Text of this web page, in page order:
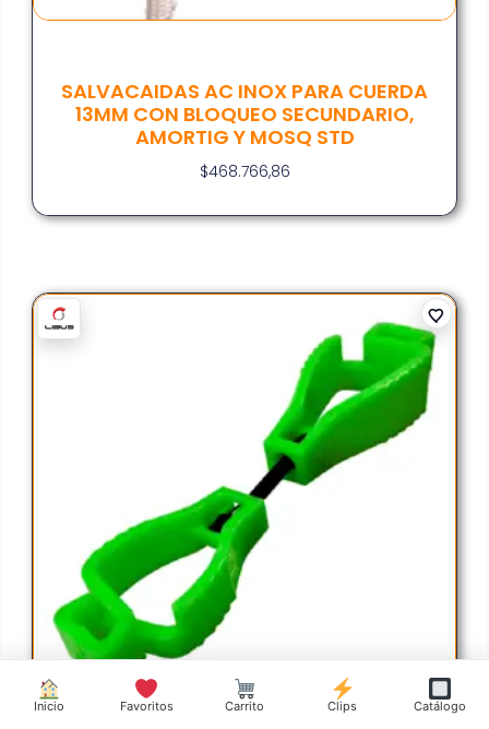
SALVACAIDAS AC INOX PARA CUERDA
13MM CON BLOQUEO SECUNDARIO,
AMORTIG Y MOSQ STD
$468.766,86
Inicio Favoritos Carrito Clips Catálogo